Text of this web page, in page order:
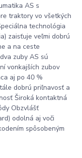
AS s
traktory vo všetkých
technológia
zaisťuje veľmi dobrú
a na ceste
zuby AS sú
vonkajších zubov
aj po 40 %
dobrú priľnavosť a
Široká kontaktná
Obzvlášť
odolná aj voči
spôsobeným